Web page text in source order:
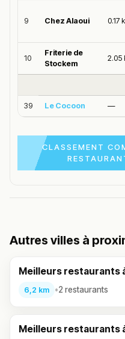
9 Chez Alaoui 0.17
10
Friterie de
Stockem
2.05
39 Le Cocoon —
CLASSEMENT
Autres villes à
Meilleurs restaurants
6,2 km •2 restaurants
Meilleurs restaurants